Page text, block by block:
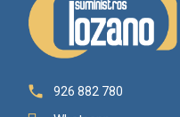

926 882 780